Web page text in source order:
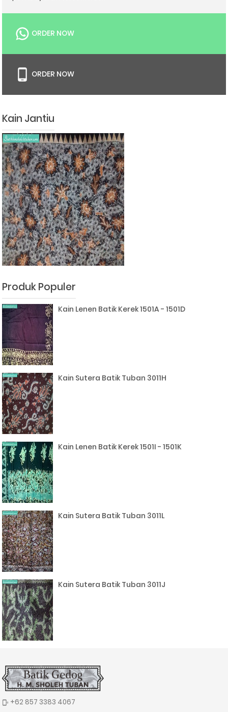
ORDER NOW
ORDER NOW
Kain Jantiu
Produk Populer
Kain Lenen Batik Kerek 1501A - 1501D
Kain Sutera Batik Tuban 3011H
Kain Lenen Batik Kerek 1501I - 1501K
Kain Sutera Batik Tuban 3011L
Kain Sutera Batik Tuban 3011J
phonelink_ring +62 857 3383 4067